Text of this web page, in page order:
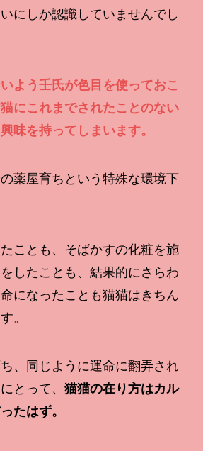
にしか認識していませんでし
よう壬氏が色目を使っておこ
にこれまでされたことのない
味を持ってしまいます。
薬屋育ちという特殊な環境下
ことも、そばかすの化粧を施
したことも、結果的にさらわ
になったことも猫猫はきちん
。
、同じように運命に翻弄され
とって、 猫猫の在り方はカル
たはず。